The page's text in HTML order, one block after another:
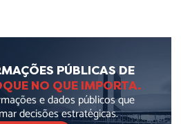
PÚBLICAS DE
NO QUE IMPORTA.
e dados públicos que
decisões estratégicas.